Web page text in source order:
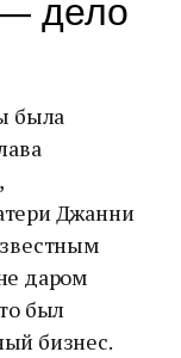
дело
была
Джанни
даром
был
бизнес.